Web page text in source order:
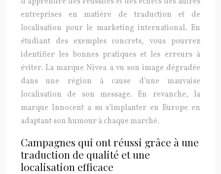
entreprises en matière de traduction et de
localisation pour le marketing international. En
étudiant des exemples concrets, vous pourrez
identifier les bonnes pratiques et les erreurs à
éviter. La marque Nivea a vu son image dégradée
dans une région à cause d’une mauvaise
localisation de son message. En revanche, la
marque Innocent a su s’implanter en Europe en
adaptant son humour à chaque marché.
Campagnes qui ont réussi grâce à une
traduction de qualité et une
localisation efficace